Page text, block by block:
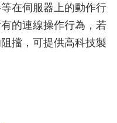
在伺服器上的動作行
的連線操作行為，若
擋，可提供高科技製